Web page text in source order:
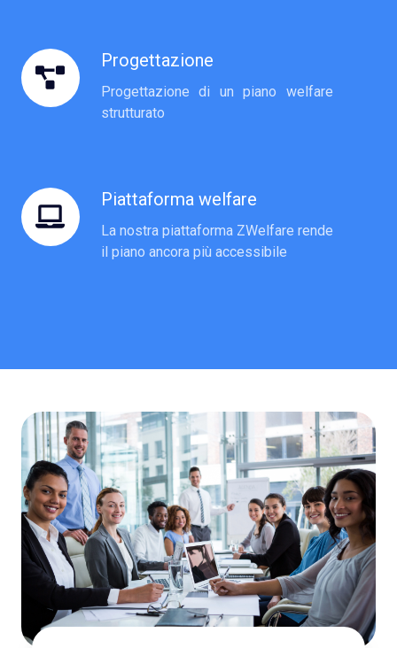
Progettazione
Progettazione di un piano welfare
strutturato
Progettazione
Piattaforma welfare
La nostra piattaforma ZWelfare rende
il piano ancora più accessibile
Piattaforma
welfare